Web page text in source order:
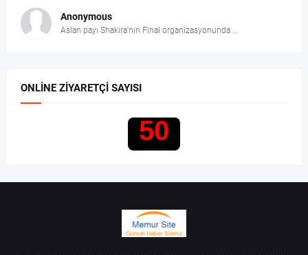
Anonymous
Aslan payı Shakira'nın Final organizasyonunda ...
ONLINE ZIYARETÇI SAYISI
50